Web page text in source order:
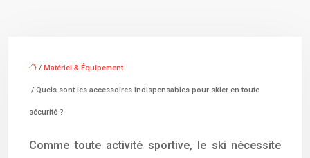
/ Matériel & Équipement
/ Quels sont les accessoires indispensables pour skier en toute
sécurité ?
Comme toute activité sportive, le ski nécessite